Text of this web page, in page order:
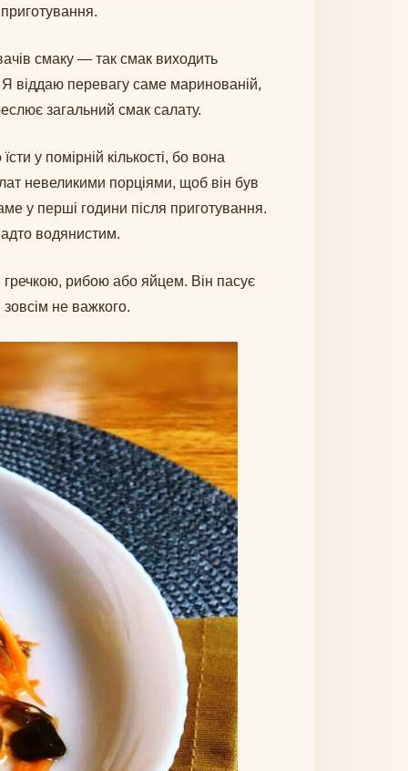
смаку — так смак виходить
віддаю перевагу саме маринованій,
загальний смак салату.
у помірній кількості, бо вона
невеликими порціями, щоб він був
у перші години після приготування.
водянистим.
гречкою, рибою або яйцем. Він пасує
зовсім не важкого.